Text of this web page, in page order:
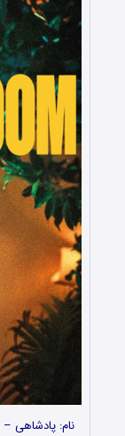
نام: پادشاهی –